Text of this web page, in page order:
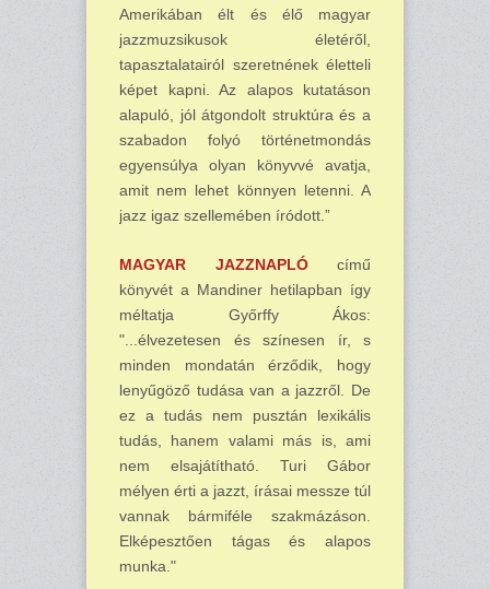
Amerikában élt és élő magyar
jazzmuzsikusok életéről,
tapasztalatairól szeretnének életteli
képet kapni. Az alapos kutatáson
alapuló, jól átgondolt struktúra és a
szabadon folyó történetmondás
egyensúlya olyan könyvvé avatja,
amit nem lehet könnyen letenni. A
jazz igaz szellemében íródott.”
MAGYAR JAZZNAPLÓ című
könyvét a Mandiner hetilapban így
méltatja Győrffy Ákos:
"...élvezetesen és színesen ír, s
minden mondatán érződik, hogy
lenyűgöző tudása van a jazzről. De
ez a tudás nem pusztán lexikális
tudás, hanem valami más is, ami
nem elsajátítható. Turi Gábor
mélyen érti a jazzt, írásai messze túl
vannak bármiféle szakmázáson.
Elképesztően tágas és alapos
munka."